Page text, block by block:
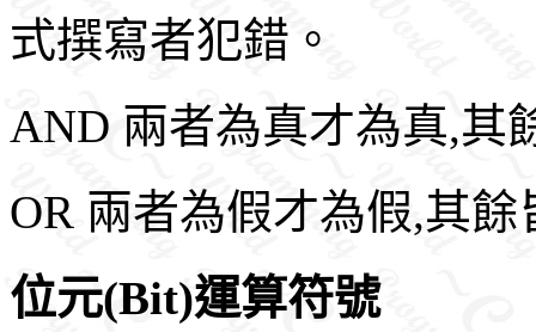
式撰寫者犯錯。
AND 兩者為真才為真,其
OR 兩者為假才為假,其餘
位元(Bit)運算符號